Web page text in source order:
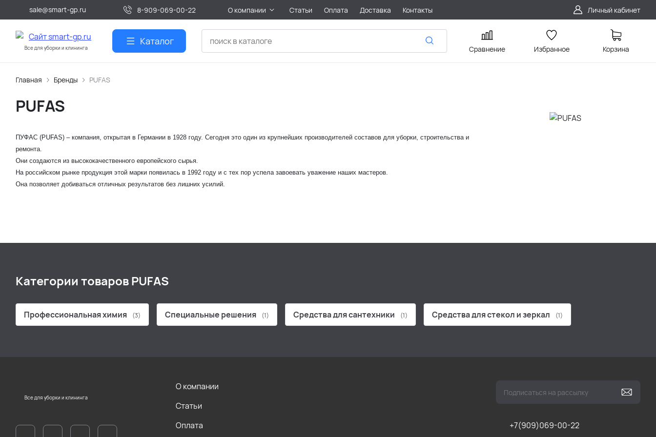
sale@smart-gp.ru 8-909-069-00-22 О компании Статьи Оплата Доставка Контакты Личный кабинет
Все для уборки и клининга
Каталог
Сравнение Избранное Корзина
Главная Бренды PUFAS
PUFAS
ПУФАС (PUFAS) – компания, открытая в Германии в 1928 году. Сегодня это один из крупнейших производителей составов для уборки, строительства и
ремонта.
Они создаются из высококачественного европейского сырья.
На российском рынке продукция этой марки появилась в 1992 году и с тех пор успела завоевать уважение наших мастеров.
Она позволяет добиваться отличных результатов без лишних усилий.
Категории товаров PUFAS
Профессиональная химия (3) Специальные решения (1) Средства для сантехники (1) Средства для стекол и зеркал (1)
Все для уборки и клининга
+7(909)069-00-22
О компании
Статьи
Оплата